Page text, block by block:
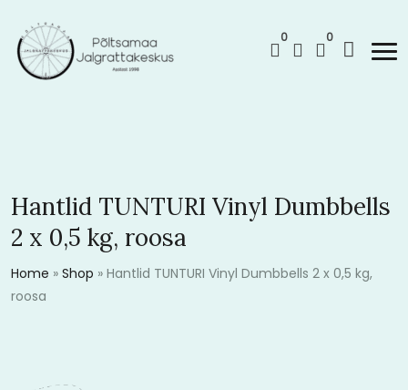
0 0
Hantlid TUNTURI Vinyl Dumbbells
2 x 0,5 kg, roosa
Home » Shop » Hantlid TUNTURI Vinyl Dumbbells 2 x 0,5 kg,
roosa